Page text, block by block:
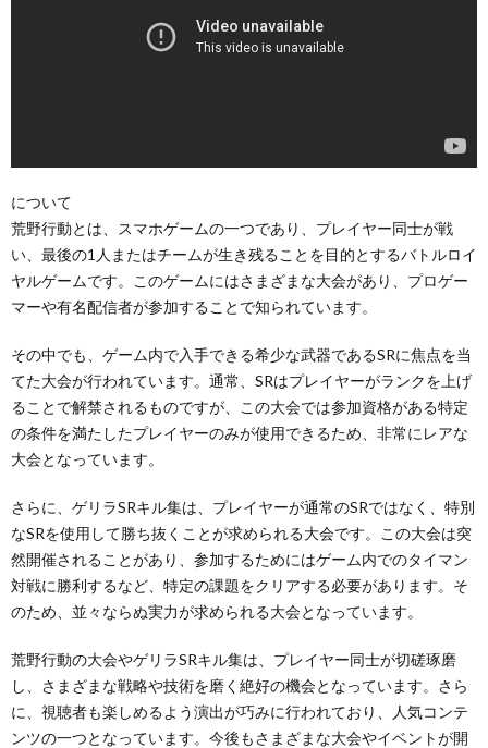
について
荒野行動とは、スマホゲームの一つであり、プレイヤー同士が戦
い、最後の1人またはチームが生き残ることを目的とするバトルロイ
ヤルゲームです。このゲームにはさまざまな大会があり、プロゲー
マーや有名配信者が参加することで知られています。
その中でも、ゲーム内で入手できる希少な武器であるSRに焦点を当
てた大会が行われています。通常、SRはプレイヤーがランクを上げ
ることで解禁されるものですが、この大会では参加資格がある特定
の条件を満たしたプレイヤーのみが使用できるため、非常にレアな
大会となっています。
さらに、ゲリラSRキル集は、プレイヤーが通常のSRではなく、特別
なSRを使用して勝ち抜くことが求められる大会です。この大会は突
然開催されることがあり、参加するためにはゲーム内でのタイマン
対戦に勝利するなど、特定の課題をクリアする必要があります。そ
のため、並々ならぬ実力が求められる大会となっています。
荒野行動の大会やゲリラSRキル集は、プレイヤー同士が切磋琢磨
し、さまざまな戦略や技術を磨く絶好の機会となっています。さら
に、視聴者も楽しめるよう演出が巧みに行われており、人気コンテ
ンツの一つとなっています。今後もさまざまな大会やイベントが開